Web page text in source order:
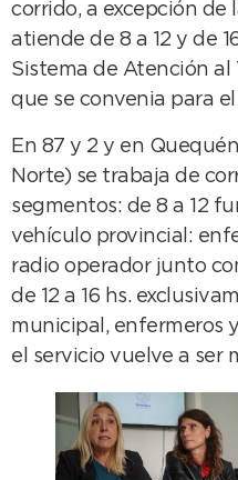
corrido, a excepción de
atiende de 8 a 12 y de
Sistema de Atención al
que se convenia para el
En 87 y 2 y en
Norte) se trabaja de
segmentos: de 8 a 12
vehículo provincial:
radio operador junto
de 12 a 16 hs.
municipal, enfermeros
el servicio vuelve a ser